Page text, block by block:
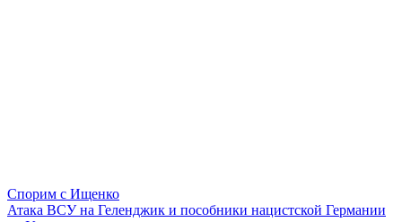
Спорим с Ищенко
Атака ВСУ на Геленджик и пособники нацистской Германии